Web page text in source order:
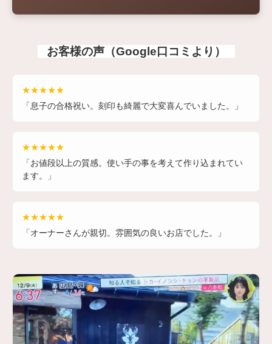
お客様の声（Google口コミより）
★★★★★
「息子の合格祝い。刻印も綺麗で大変喜んでいました。」
★★★★★
「お値段以上の質感。使い手の事を考えて作り込まれてい
ます。」
★★★★★
「オーナーさんが親切。雰囲気の良いお店でした。」